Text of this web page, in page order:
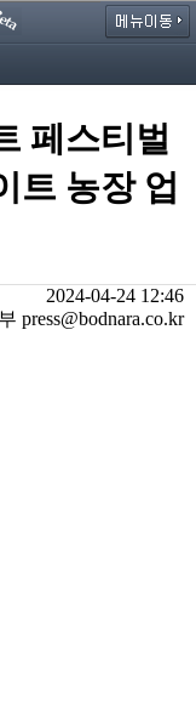
페스티벌
트 농장 업
2024-04-24 12:46
press@bodnara.co.kr